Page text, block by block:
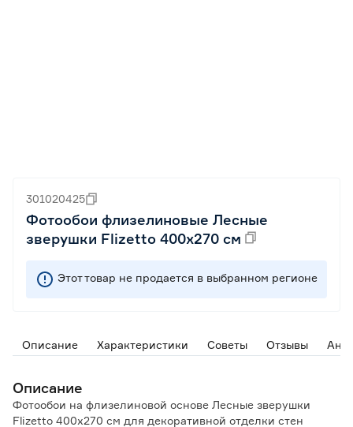
301020425
Фотообои флизелиновые Лесные
зверушки Flizetto 400х270 см
Этот товар не продается в выбранном регионе
Описание Характеристики Советы Отзывы
Описание
Фотообои на флизелиновой основе Лесные зверушки
Flizetto 400х270 см для декоративной отделки стен